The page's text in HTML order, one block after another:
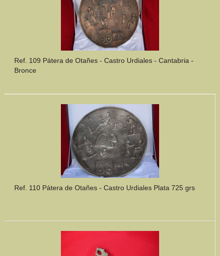
Ref. 109 Pátera de Otañes - Castro Urdiales - Cantabria -
Bronce
Ref. 110 Pátera de Otañes - Castro Urdiales Plata 725 grs